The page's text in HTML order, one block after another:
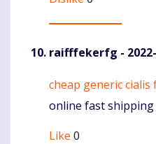
raifffekerfg -
Komentaras
cheap generic cialis
online fast shipping
Like 0